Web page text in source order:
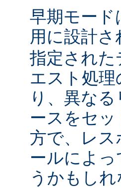
早期モード
用に設計
指定され
エスト処
り、異な
ースをセ
方で、レ
ールによ
うかもし